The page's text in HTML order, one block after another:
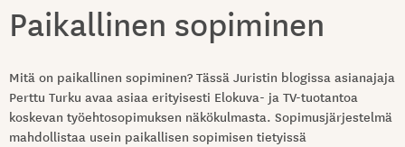
Paikallinen sopiminen
Mitä on paikallinen sopiminen? Tässä Juristin blogissa asianajaja
Perttu Turku avaa asiaa erityisesti Elokuva- ja TV-tuotantoa
koskevan työehtosopimuksen näkökulmasta. Sopimusjärjestelmä
mahdollistaa usein paikallisen sopimisen tietyissä